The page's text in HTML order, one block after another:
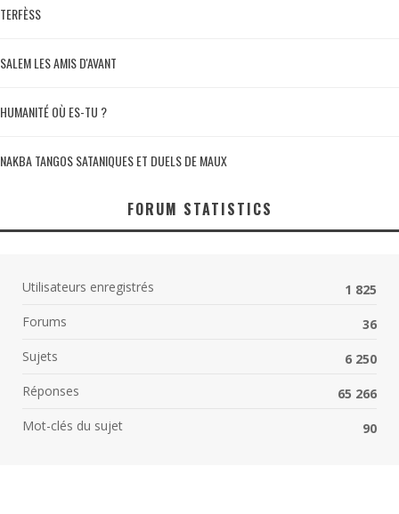
TERFÈSS
SALEM LES AMIS D'AVANT
HUMANITÉ OÙ ES-TU ?
NAKBA TANGOS SATANIQUES ET DUELS DE MAUX
FORUM STATISTICS
Utilisateurs enregistrés
1 825
Forums
36
Sujets
6 250
Réponses
65 266
Mot-clés du sujet
90